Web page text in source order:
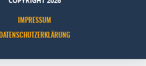
IMPRESSUM
DATENSCHUTZERKLÄRUNG